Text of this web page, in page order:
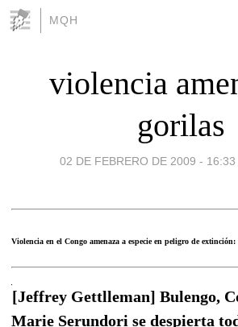
MQH
violencia
gorilas
02 DE FEBRERO DE 2009 - 16:33
Violencia en el Congo amenaza a especie en peligro de
[Jeffrey Gettlleman] Bulengo,
Marie Serundori se despierta